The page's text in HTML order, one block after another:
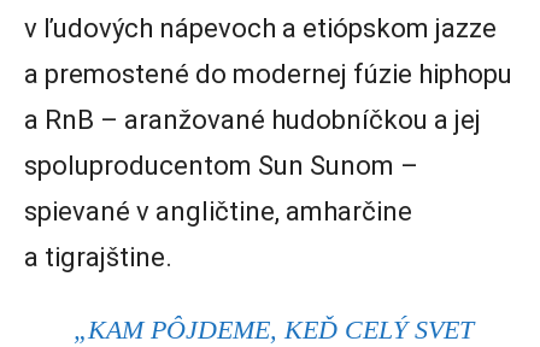
v ľudových nápevoch a etiópskom jazze
a premostené do modernej fúzie hiphopu
a RnB – aranžované hudobníčkou a jej
spoluproducentom Sun Sunom –
spievané v angličtine, amharčine
a tigrajštine.
„KAM PÔJDEME, KEĎ CELÝ SVET